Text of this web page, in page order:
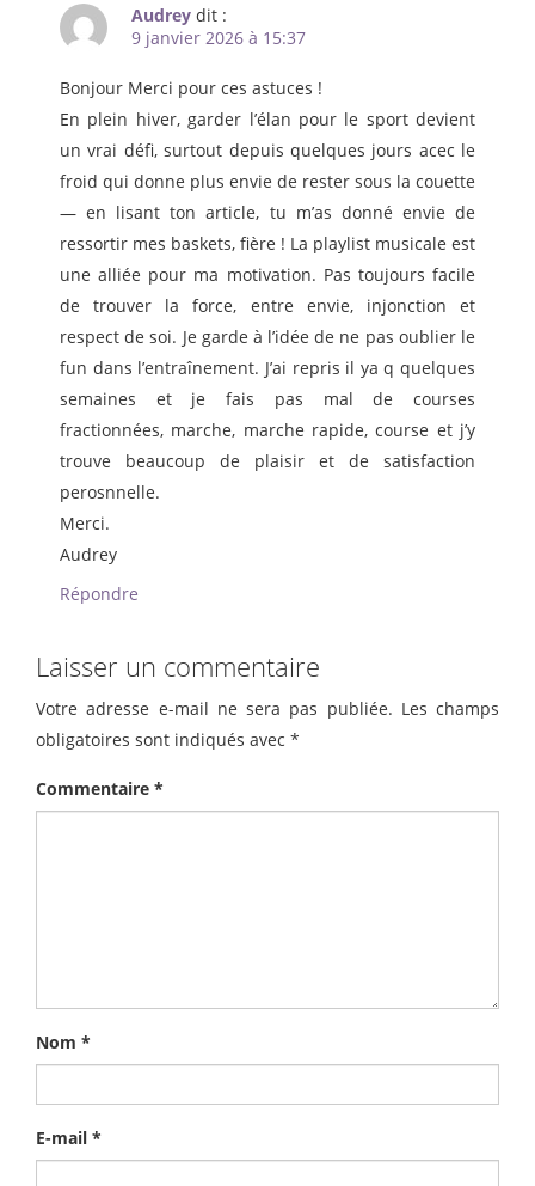
Audrey dit :
9 janvier 2026 à 15:37
Bonjour Merci pour ces astuces !
En plein hiver, garder l’élan pour le sport devient
un vrai défi, surtout depuis quelques jours acec le
froid qui donne plus envie de rester sous la couette
— en lisant ton article, tu m’as donné envie de
ressortir mes baskets, fière ! La playlist musicale est
une alliée pour ma motivation. Pas toujours facile
de trouver la force, entre envie, injonction et
respect de soi. Je garde à l’idée de ne pas oublier le
fun dans l’entraînement. J’ai repris il ya q quelques
semaines et je fais pas mal de courses
fractionnées, marche, marche rapide, course et j’y
trouve beaucoup de plaisir et de satisfaction
perosnnelle.
Merci.
Audrey
Répondre
Laisser un commentaire
Votre adresse e-mail ne sera pas publiée. Les champs
obligatoires sont indiqués avec *
Commentaire *
Nom *
E-mail *